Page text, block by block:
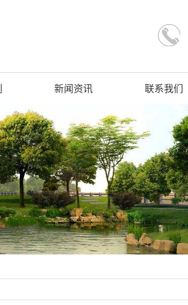
新闻资讯 联系我们